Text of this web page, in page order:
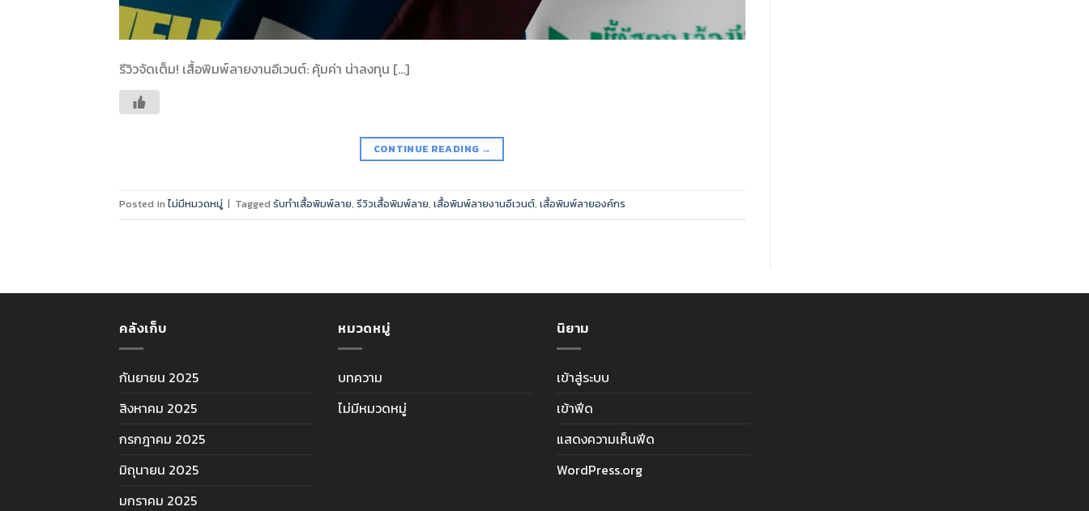
รีวิวจัดเต็ม! เสื้อพิมพ์ลายงานอีเวนต์: คุ้มค่า น่าลงทุน […]
CONTINUE READING →
Posted in ไม่มีหมวดหมู่ | Tagged รับทำเสื้อพิมพ์ลาย, รีวิวเสื้อพิมพ์ลาย, เสื้อพิมพ์ลายงานอีเวนต์, เสื้อพิมพ์ลายองค์กร
คลังเก็บ
กันยายน 2025
สิงหาคม 2025
กรกฎาคม 2025
มิถุนายน 2025
มกราคม 2025
หมวดหมู่
บทความ
ไม่มีหมวดหมู่
นิยาม
เข้าสู่ระบบ
เข้าฟีด
แสดงความเห็นฟีด
WordPress.org